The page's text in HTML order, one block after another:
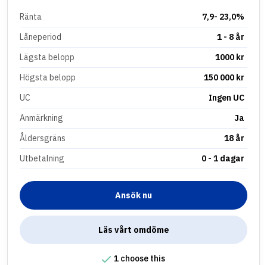
Ränta
7,9- 23,0%
Låneperiod
1 - 8 år
Lägsta belopp
1000 kr
Högsta belopp
150 000 kr
UC
Ingen UC
Anmärkning
Ja
Åldersgräns
18 år
Utbetalning
0 - 1 dagar
Ansök nu
Läs vårt omdöme
1 choose this